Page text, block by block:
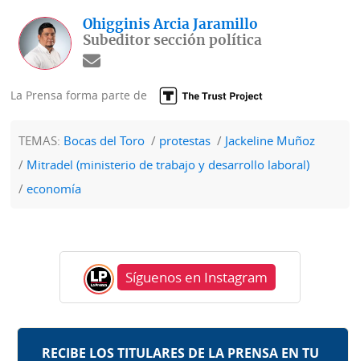
Ohigginis Arcia Jaramillo
Subeditor sección política
La Prensa forma parte de
TEMAS: Bocas del Toro protestas
Jackeline Muñoz
Mitradel (ministerio de trabajo y desarrollo laboral)
economía
Síguenos en Instagram